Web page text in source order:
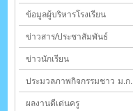
ข้อมูลผู้บริหารโรงเรียน
ข่าวสาร/ประชาสัมพันธ์
ข่าวนักเรียน
ประมวลภาพกิจกรรมชาว ม.ก.
ผลงานดีเด่นครู